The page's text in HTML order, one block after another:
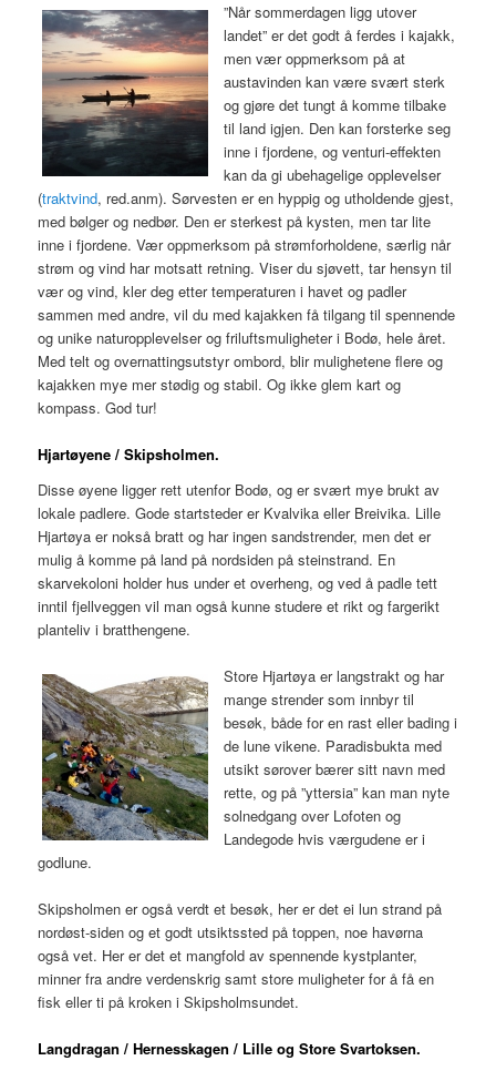
”Når sommerdagen ligg utover
landet” er det godt å ferdes i kajakk,
men vær oppmerksom på at
austavinden kan være svært sterk
og gjøre det tungt å komme tilbake
til land igjen. Den kan forsterke seg
inne i fjordene, og venturi-effekten
kan da gi ubehagelige opplevelser
(traktvind, red.anm). Sørvesten er en hyppig og utholdende gjest,
med bølger og nedbør. Den er sterkest på kysten, men tar lite
inne i fjordene. Vær oppmerksom på strømforholdene, særlig når
strøm og vind har motsatt retning. Viser du sjøvett, tar hensyn til
vær og vind, kler deg etter temperaturen i havet og padler
sammen med andre, vil du med kajakken få tilgang til spennende
og unike naturopplevelser og friluftsmuligheter i Bodø, hele året.
Med telt og overnattingsutstyr ombord, blir mulighetene flere og
kajakken mye mer stødig og stabil. Og ikke glem kart og
kompass. God tur!
Hjartøyene / Skipsholmen.
Disse øyene ligger rett utenfor Bodø, og er svært mye brukt av
lokale padlere. Gode startsteder er Kvalvika eller Breivika. Lille
Hjartøya er nokså bratt og har ingen sandstrender, men det er
mulig å komme på land på nordsiden på steinstrand. En
skarvekoloni holder hus under et overheng, og ved å padle tett
inntil fjellveggen vil man også kunne studere et rikt og fargerikt
planteliv i bratthengene.
Store Hjartøya er langstrakt og har
mange strender som innbyr til
besøk, både for en rast eller bading i
de lune vikene. Paradisbukta med
utsikt sørover bærer sitt navn med
rette, og på ”yttersia” kan man nyte
solnedgang over Lofoten og
Landegode hvis værgudene er i
godlune.
Skipsholmen er også verdt et besøk, her er det ei lun strand på
nordøst-siden og et godt utsiktssted på toppen, noe havørna
også vet. Her er det et mangfold av spennende kystplanter,
minner fra andre verdenskrig samt store muligheter for å få en
fisk eller ti på kroken i Skipsholmsundet.
Langdragan / Hernesskagen / Lille og Store Svartoksen.